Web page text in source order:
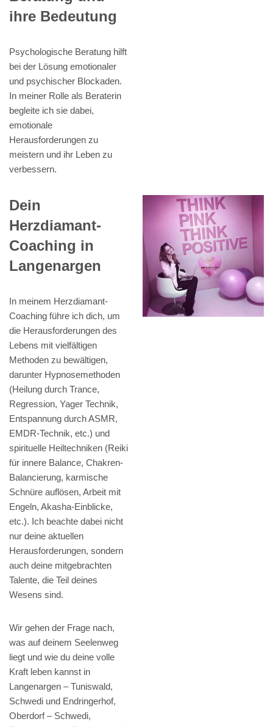
ihre Bedeutung
Psychologische Beratung hilft
bei der Lösung emotionaler
und psychischer Blockaden.
In meiner Rolle als Beraterin
begleite ich sie dabei,
emotionale
Herausforderungen zu
meistern und ihr Leben zu
verbessern.
Dein
Herzdiamant-
Coaching in
Langenargen
In meinem Herzdiamant-
Coaching führe ich dich, um
die Herausforderungen des
Lebens mit vielfältigen
Methoden zu bewältigen,
darunter Hypnosemethoden
(Heilung durch Trance,
Regression, Yager Technik,
Entspannung durch ASMR,
EMDR-Technik, etc.) und
spirituelle Heiltechniken (Reiki
für innere Balance, Chakren-
Balancierung, karmische
Schnüre auflösen, Arbeit mit
Engeln, Akasha-Einblicke,
etc.). Ich beachte dabei nicht
nur deine aktuellen
Herausforderungen, sondern
auch deine mitgebrachten
Talente, die Teil deines
Wesens sind.
Wir gehen der Frage nach,
was auf deinem Seelenweg
liegt und wie du deine volle
Kraft leben kannst in
Langenargen – Tuniswald,
Schwedi und Endringerhof,
Oberdorf – Schwedi,